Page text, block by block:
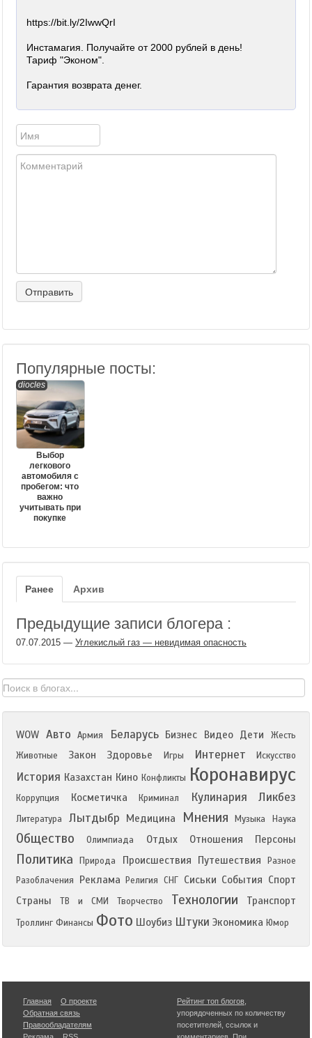
https://bit.ly/2IwwQrI
Инстамагия. Получайте от 2000 рублей в день!
Тариф "Эконом".
Гарантия возврата денег.
Популярные посты:
diocles
Выбор
легкового
автомобиля с
пробегом: что
важно
учитывать при
покупке
Ранее Архив
Предыдущие записи блогера :
07.07.2015 — Углекислый газ — невидимая опасность
WOW Авто Армия Беларусь Бизнес Видео Дети
Жесть
Животные
Закон Здоровье Игры Интернет Искусство
История Казахстан Кино Конфликты Коронавирус
Коррупция Косметичка Криминал Кулинария Ликбез
Литература Лытдыбр Медицина Мнения Музыка Наука
Общество Олимпиада Отдых Отношения Персоны
Политика Природа Происшествия Путешествия
Разное
Разоблачения
Реклама Религия СНГ Сиськи События Спорт
Страны
ТВ и СМИ Творчество Технологии Транспорт
Троллинг Финансы Фото Шоубиз Штуки Экономика Юмор
Главная
О проекте
Обратная связь
Правообладателям
Рейтинг топ блогов
упорядоченных по количеству
посетителей, ссылок и